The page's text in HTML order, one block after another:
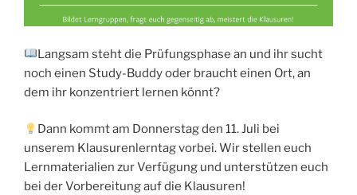
Langsam steht die Prüfungsphase an und ihr sucht
noch einen Study-Buddy oder braucht einen Ort, an
dem ihr konzentriert lernen könnt?
Dann kommt am Donnerstag den 11. Juli bei
unserem Klausurenlerntag vorbei. Wir stellen euch
Lernmaterialien zur Verfügung und unterstützen euch
bei der Vorbereitung auf die Klausuren!